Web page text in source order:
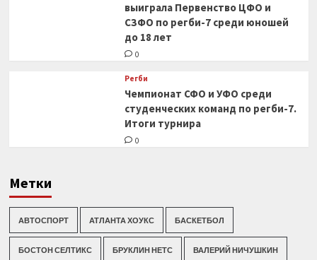
выиграла Первенство ЦФО и
СЗФО по регби-7 среди юношей
до 18 лет
0
Регби
Чемпионат СФО и УФО среди
студенческих команд по регби-7.
Итоги турнира
0
Метки
АВТОСПОРТ АТЛАНТА ХОУКС БАСКЕТБОЛ
БОСТОН СЕЛТИКС БРУКЛИН НЕТС ВАЛЕРИЙ НИЧУШКИН